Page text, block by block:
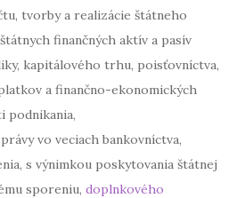
tvorby a realizácie štátneho
finančných aktív a pasív
kapitálového trhu, poisťovníctva,
a finančno-ekonomických
podnikania,
vo veciach bankovníctva,
s výnimkou poskytovania štátnej
sporeniu, doplnkového